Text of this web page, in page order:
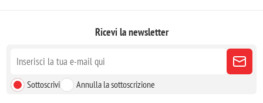
Ricevi la newsletter
Sottoscrivi Annulla la sottoscrizione